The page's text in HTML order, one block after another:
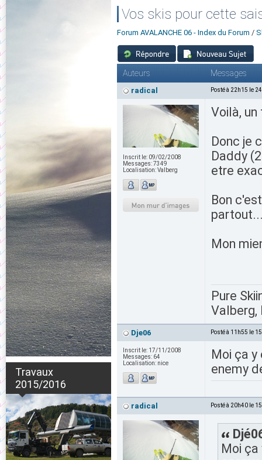
Travaux
2015/2016
Vos skis pour cette
Forum AVALANCHE 06 - Index du Forum /
Auteurs Messages
radical Posté à 22h15 le
Inscrit le: 09/02/2008
Messages:7349
Localisation:Valberg
Voilà,
Donc je
Daddy
etre
Bon
Mon
Pure
Valberg,
Dje06 Posté à 11h55 le
Inscrit le: 17/11/2008
Messages: 64
Localisation: nice
Moi ça y
enemy
radical Posté à 20h40 le
Moi ça